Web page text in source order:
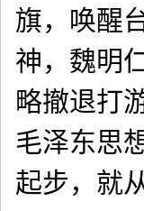
旗，唤醒
神，魏明
略撤退打
毛泽东思
起步，就